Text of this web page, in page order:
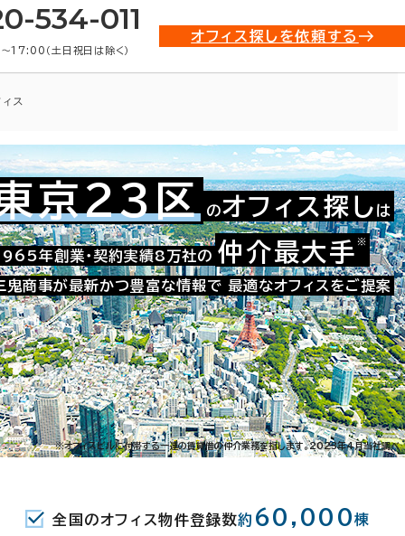
534-011
17:00（土日祝日は除く）
オフィス探しを依頼する
ス
お問い合わせ番号：021-52515
。
京23区 のオフィス探し は
年創業・契約実績8万社の 仲介最大手 ※
鬼商事が最新かつ豊富な情報で 最適なオフィスをご提案
※オフィスビルに付帯する一連の賃貸借の仲介業務を指します。2023年4月当社調べ
全国のオフィス物件登録数約 60,000棟